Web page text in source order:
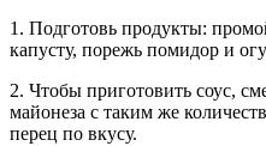
1. Подготовь продукты:
капусту, порежь помидор и
2. Чтобы приготовить соус,
майонеза с таким же
перец по вкусу.